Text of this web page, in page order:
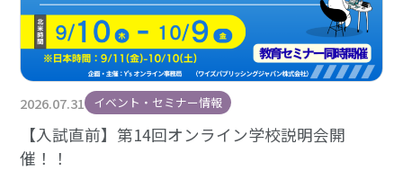
2026.07.31 イベント・セミナー情報
【入試直前】第14回オンライン学校説明会開
催！！